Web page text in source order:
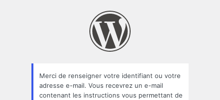
oublié
Merci de renseigner votre identifiant ou votre
adresse e-mail. Vous recevrez un e-mail
contenant les instructions vous permettant de